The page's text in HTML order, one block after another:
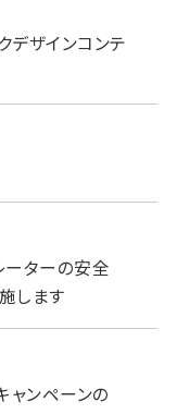
ザインコンテ
ーターの安全
します
ャンペーンの